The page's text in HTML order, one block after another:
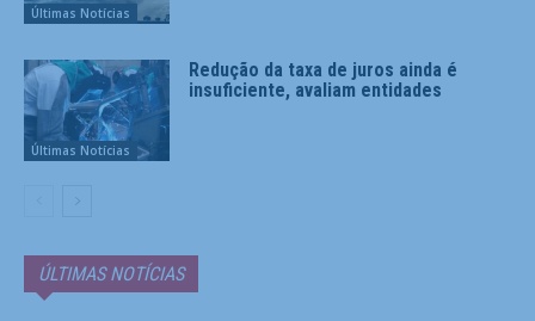
Últimas Notícias
Últimas Notícias
Redução da taxa de juros ainda é
insuficiente, avaliam entidades
ÚLTIMAS NOTÍCIAS